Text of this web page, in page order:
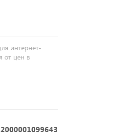
интернет-
от цен в
2000001099643